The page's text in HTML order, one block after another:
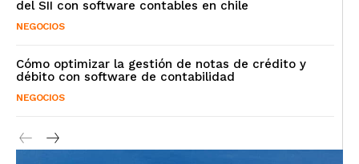
del SII con software contables en chile
NEGOCIOS
Cómo optimizar la gestión de notas de crédito y
débito con software de contabilidad
NEGOCIOS